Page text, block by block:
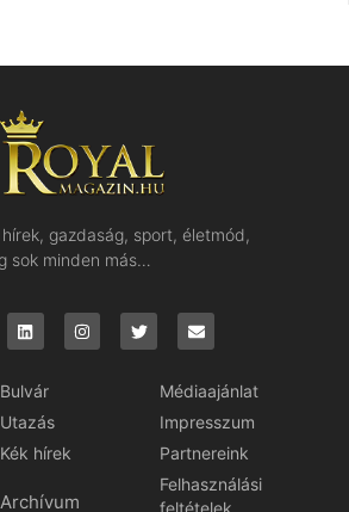
gazdaság, sport, életmód,
sok minden más…
Bulvár
Utazás
Kék hírek
Archívum
Médiaajánlat
Impresszum
Partnereink
Felhasználási
feltételek